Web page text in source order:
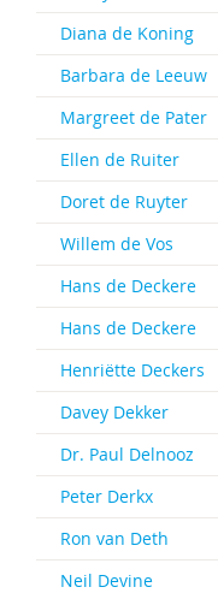
Diana de Koning
Barbara de Leeuw
Margreet de Pater
Ellen de Ruiter
Doret de Ruyter
Willem de Vos
Hans de Deckere
Hans de Deckere
Henriëtte Deckers
Davey Dekker
Dr. Paul Delnooz
Peter Derkx
Ron van Deth
Neil Devine